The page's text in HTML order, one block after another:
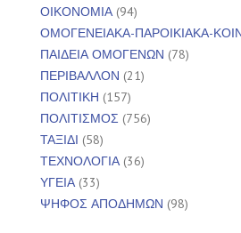
ΟΙΚΟΝΟΜΙΑ(94)
ΟΜΟΓΕΝΕΙΑΚΑ-ΠΑΡΟΙΚΙΑΚΑ-
ΠΑΙΔΕΙΑ ΟΜΟΓΕΝΩΝ (78)
ΠΕΡΙΒΑΛΛΟΝ (21)
ΠΟΛΙΤΙΚΗ (157)
ΠΟΛΙΤΙΣΜΟΣ (756)
ΤΑΞΙΔΙ (58)
ΤΕΧΝΟΛΟΓΙΑ(36)
ΥΓΕΙΑ(33)
ΨΗΦΟΣ ΑΠΟΔΗΜΩΝ (98)